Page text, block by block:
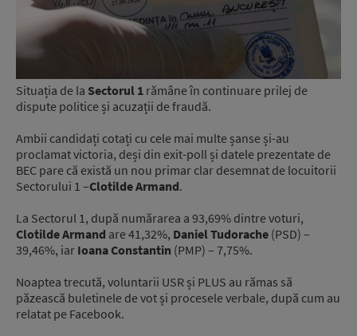
Situația de la Sectorul 1 rămâne în continuare prilej de
dispute politice și acuzații de fraudă.
Ambii candidați cotați cu cele mai multe șanse și-au
proclamat victoria, deși din exit-poll și datele prezentate de
BEC pare că există un nou primar clar desemnat de locuitorii
Sectorului 1 –Clotilde Armand.
La Sectorul 1, după numărarea a 93,69% dintre voturi,
Clotilde Armand are 41,32%, Daniel Tudorache (PSD) –
39,46%, iar Ioana Constantin (PMP) – 7,75%.
Noaptea trecută, voluntarii USR și PLUS au rămas să
păzească buletinele de vot și procesele verbale, după cum au
relatat pe Facebook.